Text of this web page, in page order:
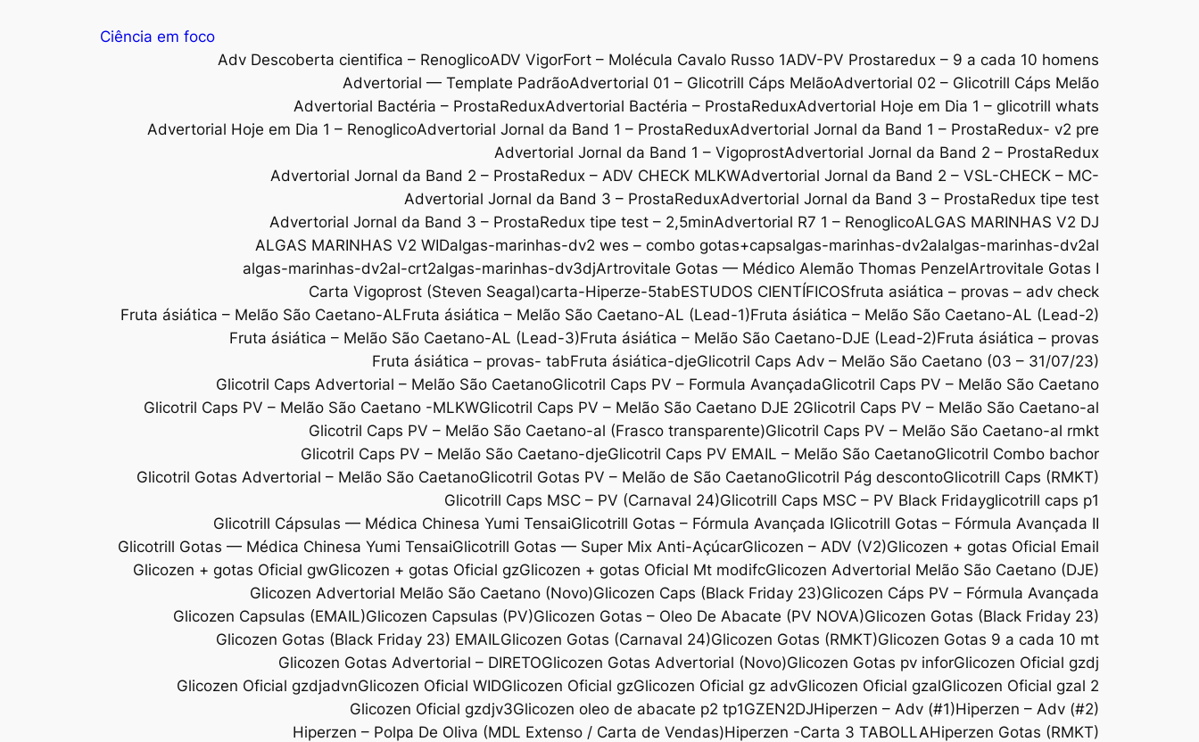
Ciência em foco
Adv Descoberta cientifica – RenoglicoADV VigorFort – Molécula Cavalo Russo 1ADV-PV Prostaredux – 9 a cada 10 homens
Advertorial — Template PadrãoAdvertorial 01 – Glicotrill Cáps MelãoAdvertorial 02 – Glicotrill Cáps Melão
Advertorial Bactéria – ProstaReduxAdvertorial Bactéria – ProstaReduxAdvertorial Hoje em Dia 1 – glicotrill whats
Advertorial Hoje em Dia 1 – RenoglicoAdvertorial Jornal da Band 1 – ProstaReduxAdvertorial Jornal da Band 1 – ProstaRedux- v2 pre
Advertorial Jornal da Band 1 – VigoprostAdvertorial Jornal da Band 2 – ProstaRedux
Advertorial Jornal da Band 2 – ProstaRedux – ADV CHECK MLKWAdvertorial Jornal da Band 2 – VSL-CHECK – MC-
Advertorial Jornal da Band 3 – ProstaReduxAdvertorial Jornal da Band 3 – ProstaRedux tipe test
Advertorial Jornal da Band 3 – ProstaRedux tipe test – 2,5minAdvertorial R7 1 – RenoglicoALGAS MARINHAS V2 DJ
ALGAS MARINHAS V2 WIDalgas-marinhas-dv2 wes – combo gotas+capsalgas-marinhas-dv2alalgas-marinhas-dv2al
algas-marinhas-dv2al-crt2algas-marinhas-dv3djArtrovitale Gotas — Médico Alemão Thomas PenzelArtrovitale Gotas I
Carta Vigoprost (Steven Seagal)carta-Hiperze-5tabESTUDOS CIENTÍFICOSfruta asiática – provas – adv check
Fruta ásiática – Melão São Caetano-ALFruta ásiática – Melão São Caetano-AL (Lead-1)Fruta ásiática – Melão São Caetano-AL (Lead-2)
Fruta ásiática – Melão São Caetano-AL (Lead-3)Fruta ásiática – Melão São Caetano-DJE (Lead-2)Fruta ásiática – provas
Fruta ásiática – provas- tabFruta ásiática-djeGlicotril Caps Adv – Melão São Caetano (03 – 31/07/23)
Glicotril Caps Advertorial – Melão São CaetanoGlicotril Caps PV – Formula AvançadaGlicotril Caps PV – Melão São Caetano
Glicotril Caps PV – Melão São Caetano -MLKWGlicotril Caps PV – Melão São Caetano DJE 2Glicotril Caps PV – Melão São Caetano-al
Glicotril Caps PV – Melão São Caetano-al (Frasco transparente)Glicotril Caps PV – Melão São Caetano-al rmkt
Glicotril Caps PV – Melão São Caetano-djeGlicotril Caps PV EMAIL – Melão São CaetanoGlicotril Combo bachor
Glicotril Gotas Advertorial – Melão São CaetanoGlicotril Gotas PV – Melão de São CaetanoGlicotril Pág descontoGlicotrill Caps (RMKT)
Glicotrill Caps MSC – PV (Carnaval 24)Glicotrill Caps MSC – PV Black Fridayglicotrill caps p1
Glicotrill Cápsulas — Médica Chinesa Yumi TensaiGlicotrill Gotas – Fórmula Avançada IGlicotrill Gotas – Fórmula Avançada II
Glicotrill Gotas — Médica Chinesa Yumi TensaiGlicotrill Gotas — Super Mix Anti-AçúcarGlicozen – ADV (V2)Glicozen + gotas Oficial Email
Glicozen + gotas Oficial gwGlicozen + gotas Oficial gzGlicozen + gotas Oficial Mt modifcGlicozen Advertorial Melão São Caetano (DJE)
Glicozen Advertorial Melão São Caetano (Novo)Glicozen Caps (Black Friday 23)Glicozen Cáps PV – Fórmula Avançada
Glicozen Capsulas (EMAIL)Glicozen Capsulas (PV)Glicozen Gotas – Oleo De Abacate (PV NOVA)Glicozen Gotas (Black Friday 23)
Glicozen Gotas (Black Friday 23) EMAILGlicozen Gotas (Carnaval 24)Glicozen Gotas (RMKT)Glicozen Gotas 9 a cada 10 mt
Glicozen Gotas Advertorial – DIRETOGlicozen Gotas Advertorial (Novo)Glicozen Gotas pv inforGlicozen Oficial gzdj
Glicozen Oficial gzdjadvnGlicozen Oficial WIDGlicozen Oficial gzGlicozen Oficial gz advGlicozen Oficial gzalGlicozen Oficial gzal 2
Glicozen Oficial gzdjv3Glicozen oleo de abacate p2 tp1GZEN2DJHiperzen – Adv (#1)Hiperzen – Adv (#2)
Hiperzen – Polpa De Oliva (MDL Extenso / Carta de Vendas)Hiperzen -Carta 3 TABOLLAHiperzen Gotas (RMKT)